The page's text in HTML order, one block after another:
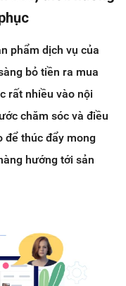
phẩm dịch vụ của
bỏ tiền ra mua
rất nhiều vào nội
chăm sóc và điều
để thúc đẩy mong
hướng tới sản